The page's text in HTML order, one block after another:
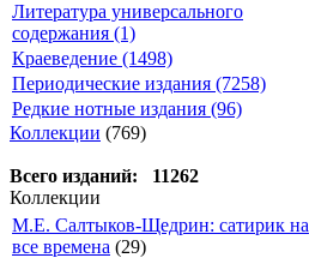
Литература универсального
содержания (1)
Краеведение (1498)
Периодические издания (7258)
Редкие нотные издания (96)
Коллекции (769)
Всего изданий: 11262
Коллекции
М.Е. Салтыков-Щедрин: сатирик на
все времена (29)